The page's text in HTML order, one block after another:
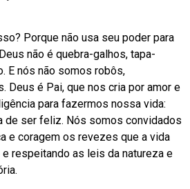
Porque não usa seu poder para
não é quebra-galhos, tapa-
E nós não somos robôs,
Deus é Pai, que nos cria por amor e
para fazermos nossa vida:
de ser feliz. Nós somos convidados
e coragem os revezes que a vida
respeitando as leis da natureza e